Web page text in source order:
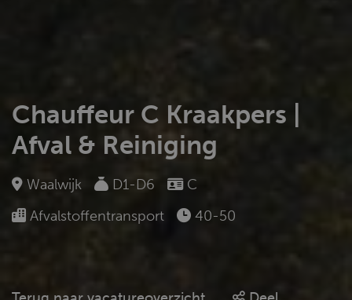
Chauffeur C Kraakpers |
Afval & Reiniging
Waalwijk D1-D6
C
Afvalstoffentransport
40-50